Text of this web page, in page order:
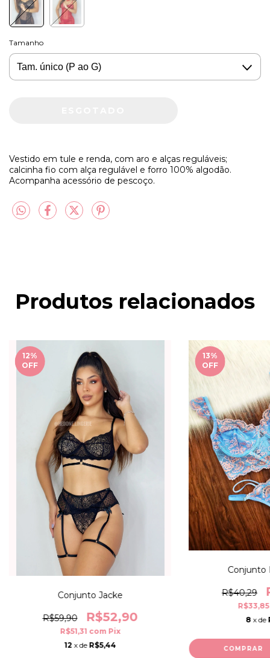
Tamanho
Vestido em tule e renda, com aro e alças reguláveis;
calcinha fio com alça regulável e forro 100% algodão.
Acompanha acessório de pescoço.
Produtos relacionados
12%
OFF
Conjunto Jacke
R$59,90 R$52,90
R$51,31 com Pix
12 x de R$5,44
13%
OFF
Conjunto
R$40,29
8 x de
COMPRAR